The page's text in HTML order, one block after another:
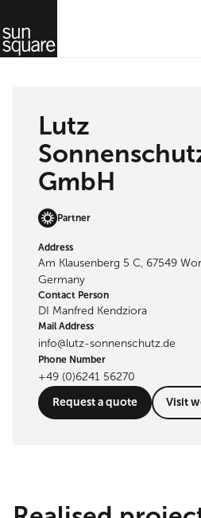
Lutz
GmbH
Partner
Address
Am Klausenberg 5 C, 67549
Germany
Contact Person
DI Manfred Kendziora
Mail Address
info@lutz-sonnenschutz.de
Phone Number
+49 (0)6241 56270
Request a quote
Visit